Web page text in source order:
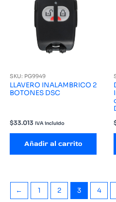
SKU: PG9949
LLAVERO INALAMBRICO 2
BOTONES DSC
$33.013 IVA incluido
Añadir al carrito
← 1 2 3 4